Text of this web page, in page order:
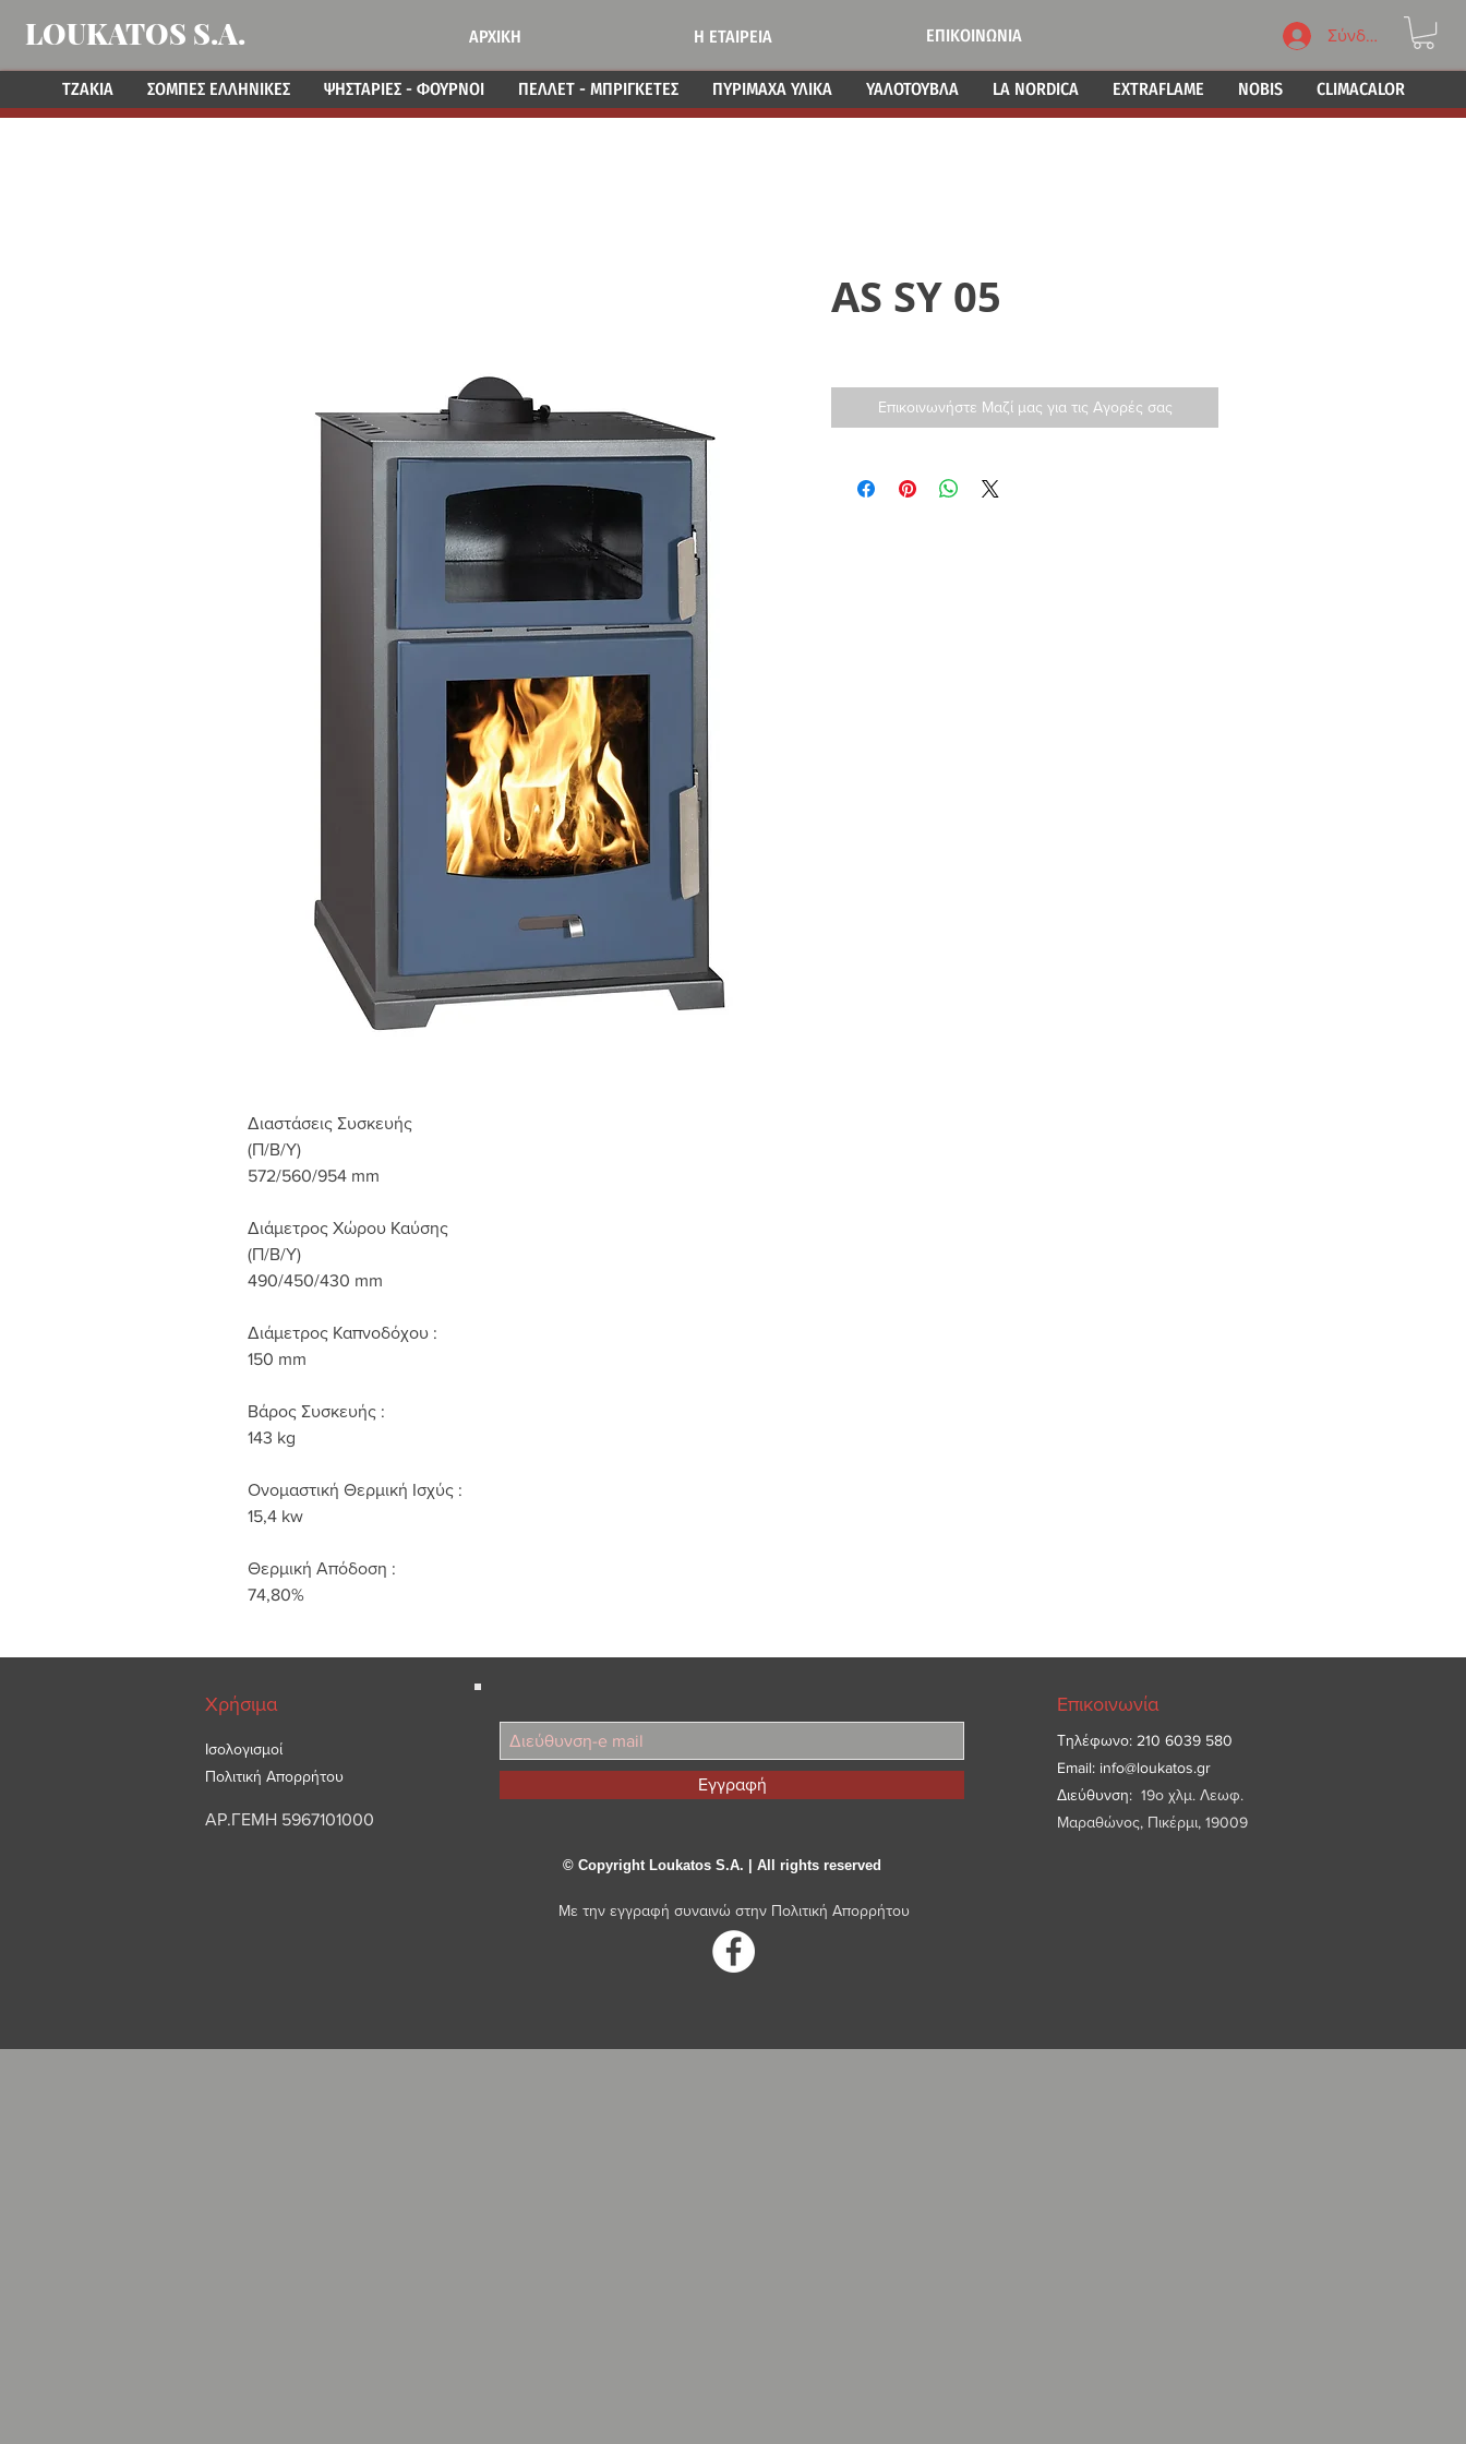
LOUKATOS S.A. ΑΡΧΙΚΗ Η ΕΤΑΙΡΕΙΑ ΕΠΙΚΟΙΝΩΝΙΑ Σύνδεση
ΤΖΑΚΙΑ ΣΟΜΠΕΣ ΕΛΛΗΝΙΚΕΣ ΨΗΣΤΑΡΙΕΣ - ΦΟΥΡΝΟΙ ΠΕΛΛΕΤ - ΜΠΡΙΓΚΕΤΕΣ ΠΥΡΙΜΑΧΑ ΥΛΙΚΑ ΥΑΛΟΤΟΥΒΛΑ LA NORDICA EXTRAFLAME NOBIS CLIMACALOR
Διαστάσεις Συσκευής
(Π/Β/Υ)
572/560/954 mm
Διάμετρος Χώρου Καύσης
(Π/Β/Υ)
490/450/430 mm
Διάμετρος Καπνοδόχου :
150 mm
Βάρος Συσκευής :
143 kg
Ονομαστική Θερμική Ισχύς :
15,4 kw
Θερμική Απόδοση :
74,80%
AS SY 05
Επικοινωνήστε Μαζί μας για τις Αγορές σας
Χρήσιμα
Ισολογισμοί
Πολιτική Απορρήτου
ΑΡ.ΓΕΜΗ 5967101000
Εγγραφή
Επικοινωνία
Τηλέφωνο: 210 6039 580
Email: info@loukatos.gr
Διεύθυνση: 19ο χλμ. Λεωφ.
Μαραθώνος, Πικέρμι, 19009
© Copyright Loukatos S.A. | All rights reserved
Με την εγγραφή συναινώ στην Πολιτική Απορρήτου